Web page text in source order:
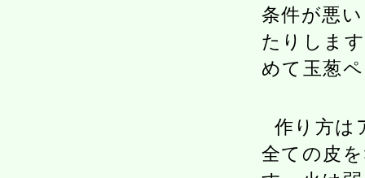
条件が悪
たりしま
めて玉葱
作り方は
全ての皮